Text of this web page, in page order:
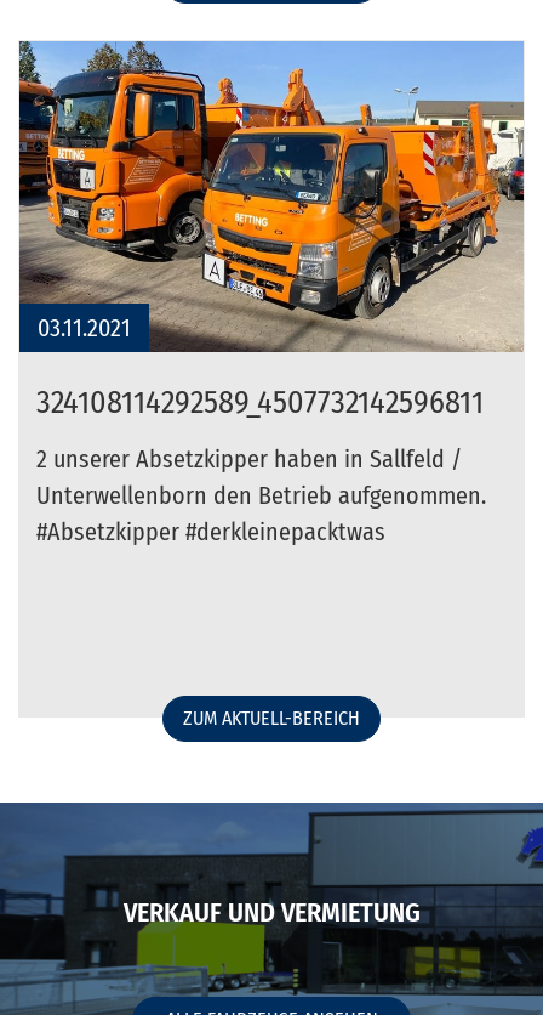
03.11.2021
324108114292589_4507732142596811
2 unserer Absetzkipper haben in Sallfeld /
Unterwellenborn den Betrieb aufgenommen.
#Absetzkipper #derkleinepacktwas
ZUM AKTUELL-BEREICH
VERKAUF UND VERMIETUNG